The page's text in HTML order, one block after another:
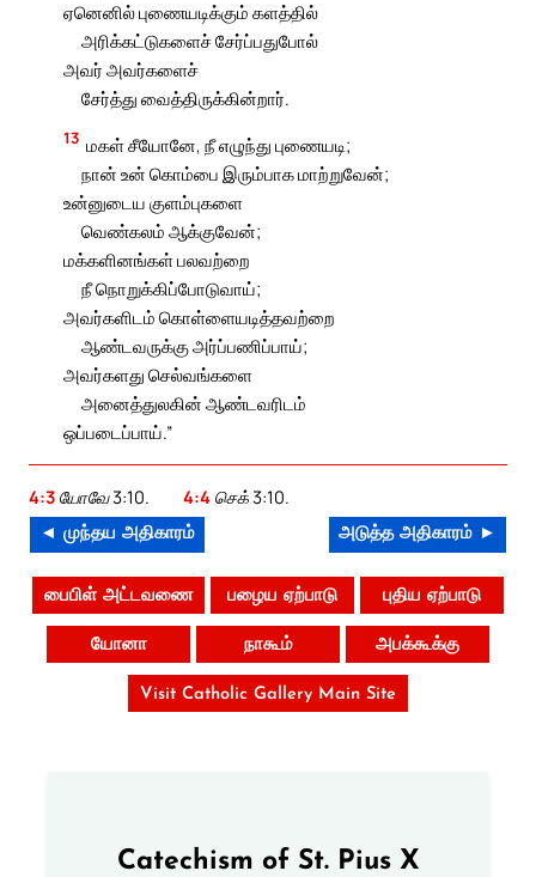
ஏனெனில் புணையடிக்கும் களத்தில்
அரிக்கட்டுகளைச் சேர்ப்பதுபோல்
அவர் அவர்களைச்
சேர்த்து வைத்திருக்கின்றார்.
13 மகள் சீயோனே, நீ எழுந்து புணையடி;
நான் உன் கொம்பை இரும்பாக மாற்றுவேன்;
உன்னுடைய குளம்புகளை
வெண்கலம் ஆக்குவேன்;
மக்களினங்கள் பலவற்றை
நீ நொறுக்கிப்போடுவாய்;
அவர்களிடம் கொள்ளையடித்தவற்றை
ஆண்டவருக்கு அர்ப்பணிப்பாய்;
அவர்களது செல்வங்களை
அனைத்துலகின் ஆண்டவரிடம்
ஒப்படைப்பாய்.”
4:3 யோவே 3:10. 4:4 செக் 3:10.
◄ முந்தய அதிகாரம் அடுத்த அதிகாரம் ►
பைபிள் அட்டவணை பழைய ஏற்பாடு புதிய ஏற்பாடு
யோனா நாகூம் அபக்கூக்கு
Visit Catholic Gallery Main Site
Catechism of St. Pius X